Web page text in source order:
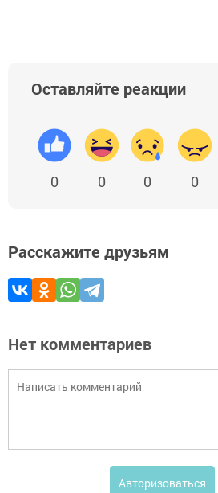
Оставляйте реакции
0 0 0 0
Расскажите друзьям
Нет комментариев
Авторизоваться